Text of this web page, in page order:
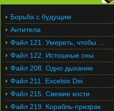
Борьба с будущим
Антитела
Файл 121. Умереть, чтобы ...
Файл 122. Истошные сны
Файл 208. Одно дыхание
Файл 211. Excelsis Dei
Файл 215. Свежие кости
Файл 219. Корабль-призрак